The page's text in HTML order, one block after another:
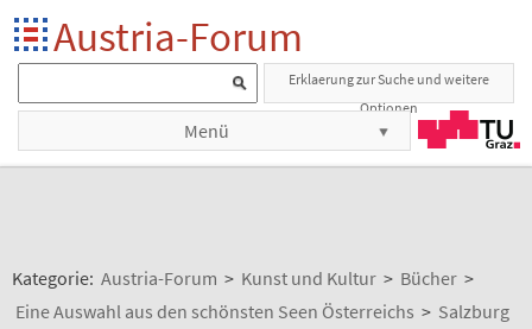
Austria-Forum
Erklaerung zur Suche und weitere
Optionen
Menü
Kategorie: Austria-Forum > Kunst und Kultur > Bücher >
Eine Auswahl aus den schönsten Seen Österreichs > Salzburg